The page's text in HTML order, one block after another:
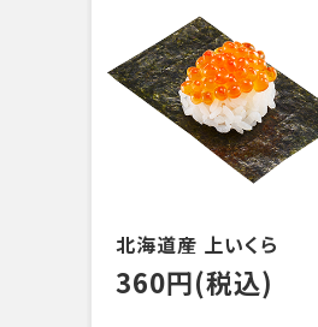
北海道産 上いくら
360円(税込)